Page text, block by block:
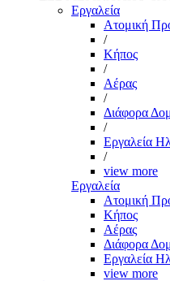
Εργαλεία
Aτομική
/
Kήπος
/
Αέρας
/
Διάφορα
/
Εργαλεία
/
view more
Εργαλεία
Aτομική
Kήπος
Αέρας
Διάφορα
Εργαλεία
view more